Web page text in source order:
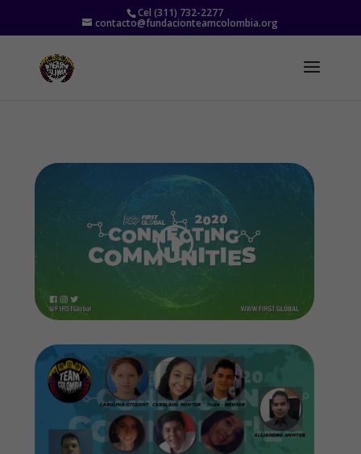
Cel (311) 732-2277
contacto@fundacionteamcolombia.org